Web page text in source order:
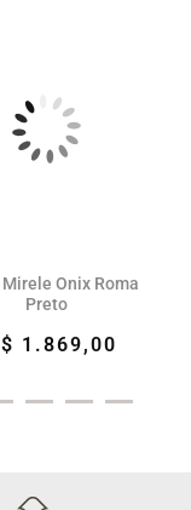
Onix Roma
Preto
1.869,00